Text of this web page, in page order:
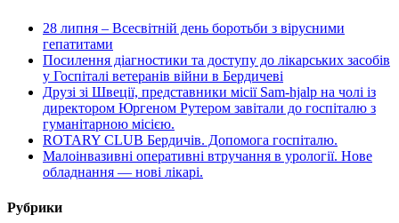
28 липня – Всесвітній день боротьби з вірусними
гепатитами
Посилення діагностики та доступу до лікарських засобів
у Госпіталі ветеранів війни в Бердичеві
Друзі зі Швеції, представники місії Sam-hjalp на чолі із
директором Юргеном Рутером завітали до госпіталю з
гуманітарною місією.
ROTARY CLUB Бердичів. Допомога госпіталю.
Малоінвазивні оперативні втручання в урології. Нове
обладнання — нові лікарі.
Рубрики